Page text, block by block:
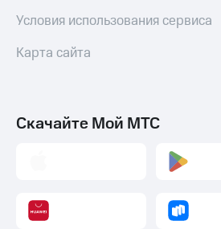
Условия использования сервиса
Карта сайта
Скачайте Мой МТС